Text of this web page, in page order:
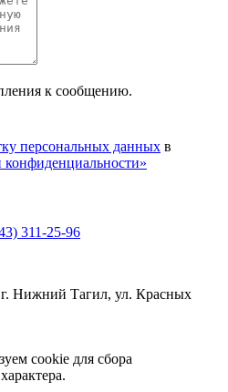
к сообщению.
персональных данных в
311-25-96
г. Нижний Тагил, ул. Красных
cookie для сбора